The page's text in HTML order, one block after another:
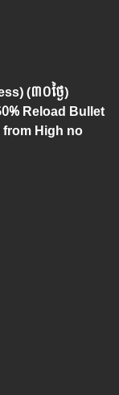
(៣០ថ្ងៃ)
Reload Bullet
High no